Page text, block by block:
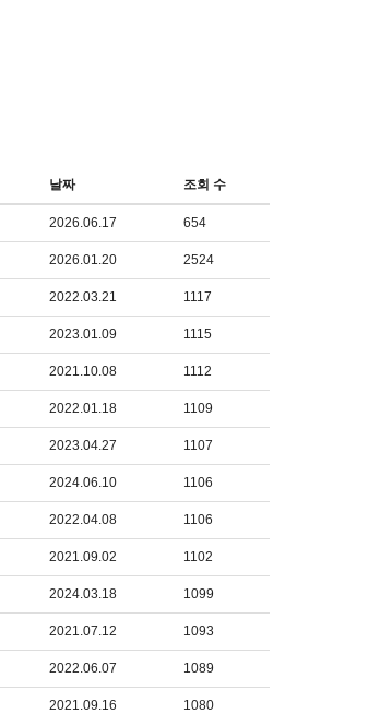
날짜 조회 수
2026.06.17 654
2026.01.20 2524
2022.03.21 1117
2023.01.09 1115
2021.10.08 1112
2022.01.18 1109
2023.04.27 1107
2024.06.10 1106
2022.04.08 1106
2021.09.02 1102
2024.03.18 1099
2021.07.12 1093
2022.06.07 1089
2021.09.16 1080